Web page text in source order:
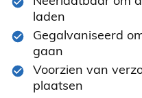
laden
Gegalvaniseerd
gaan
Voorzien van
plaatsen